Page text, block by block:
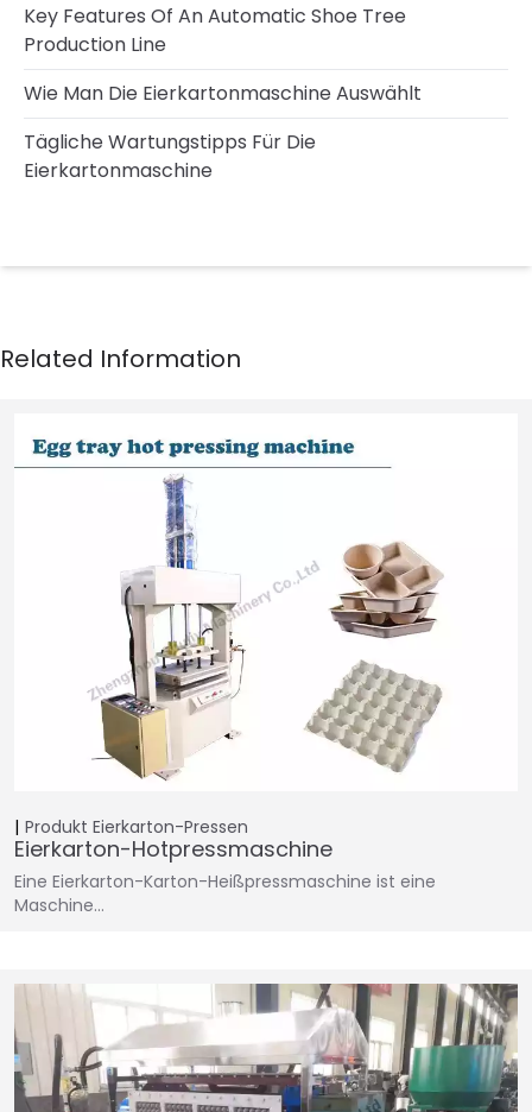
Key Features Of An Automatic Shoe Tree
Production Line
Wie Man Die Eierkartonmaschine Auswählt
Tägliche Wartungstipps Für Die
Eierkartonmaschine
Produkt Eierkarton-Pressen
Eierkarton-Hotpressmaschine
Eine Eierkarton-Karton-Heißpressmaschine ist eine
Maschine…